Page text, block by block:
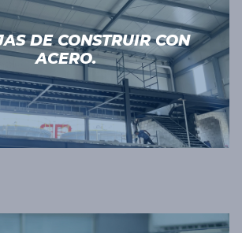
DE CONSTRUIR CON
ACERO.